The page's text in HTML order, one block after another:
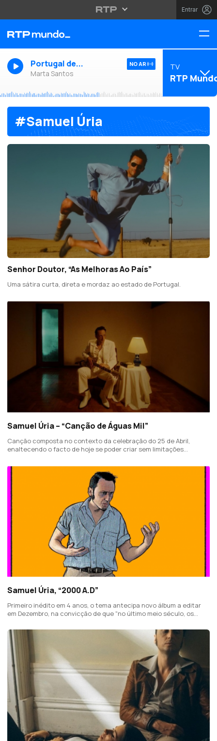
Entrar
Portugal de...
Marta Santos
NO AR TV
RTP
#Samuel Úria
Senhor Doutor, “As Melhoras Ao País”
Uma sátira curta, direta e mordaz ao estado de Portugal.
Samuel Úria – “Canção de Águas Mil”
Canção composta no contexto da celebração do 25 de Abril,
enaltecendo o facto de hoje se poder criar sem limitações
Samuel Úria, “2000 A.D”
Primeiro inédito em 4 anos, o tema antecipa novo álbum a editar
em Dezembro, na convicção de que "no último meio século, os
de socorro."